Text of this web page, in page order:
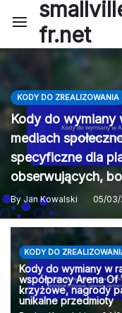
contentfr.net
KODY DO ZREALIZOWANIA
Kody do wymiany
mediach
specyficzne dla
obserwujących,
ByJan Kowalski 05/03/
KODY DO
Kody do wymiany w
współpracy Arena
krzyżowe, nagrody
unikalne przedmioty